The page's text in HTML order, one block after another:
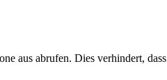
aus abrufen. Dies verhindert,